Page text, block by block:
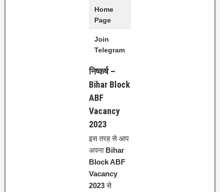
Home
Page
Join
Telegram
निष्कर्ष –
Bihar Block
ABF
Vacancy
2023
इस तरह से आप
अपना Bihar
Block ABF
Vacancy
2023से